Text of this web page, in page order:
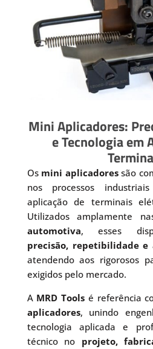
Mini Aplicadores:
e Tecnologia em
Os mini aplicadoressão
nos processos
aplicação de terminais
Utilizados amplamente
automotiva, esses
precisão, repetibilidade
atendendo aos rigorosos
exigidos pelo mercado.
A MRD Tools é referência
aplicadores, unindo
tecnologia aplicada e
técnico no projeto,